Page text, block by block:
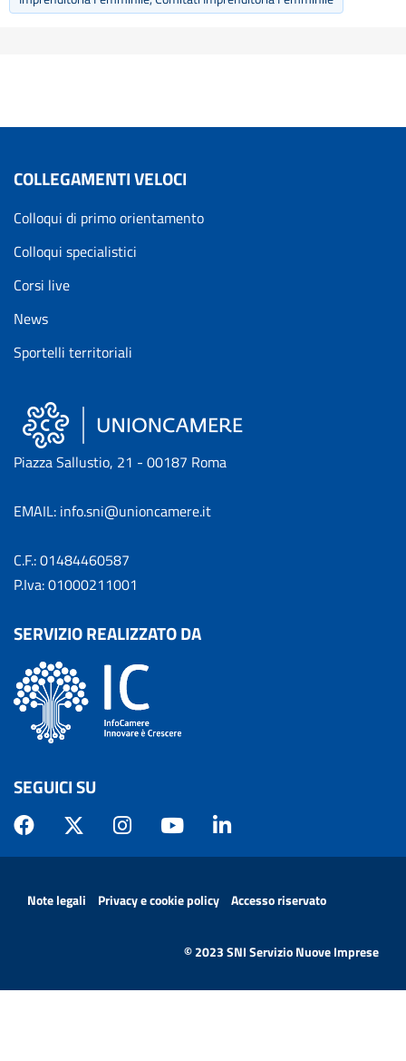
COLLEGAMENTI VELOCI
Colloqui di primo orientamento
Colloqui specialistici
Corsi live
News
Sportelli territoriali
Piazza Sallustio, 21 - 00187 Roma
EMAIL: info.sni@unioncamere.it
C.F.: 01484460587
P.Iva: 01000211001
SERVIZIO REALIZZATO DA
SEGUICI SU
MENÙ PRIVACY
Note legali Privacy e cookie policy Accesso riservato
© 2023 SNI Servizio Nuove Imprese